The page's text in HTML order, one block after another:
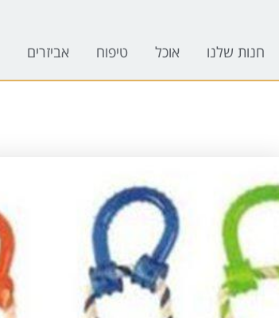
חנות שלנו אוכל טיפוח אביזרים